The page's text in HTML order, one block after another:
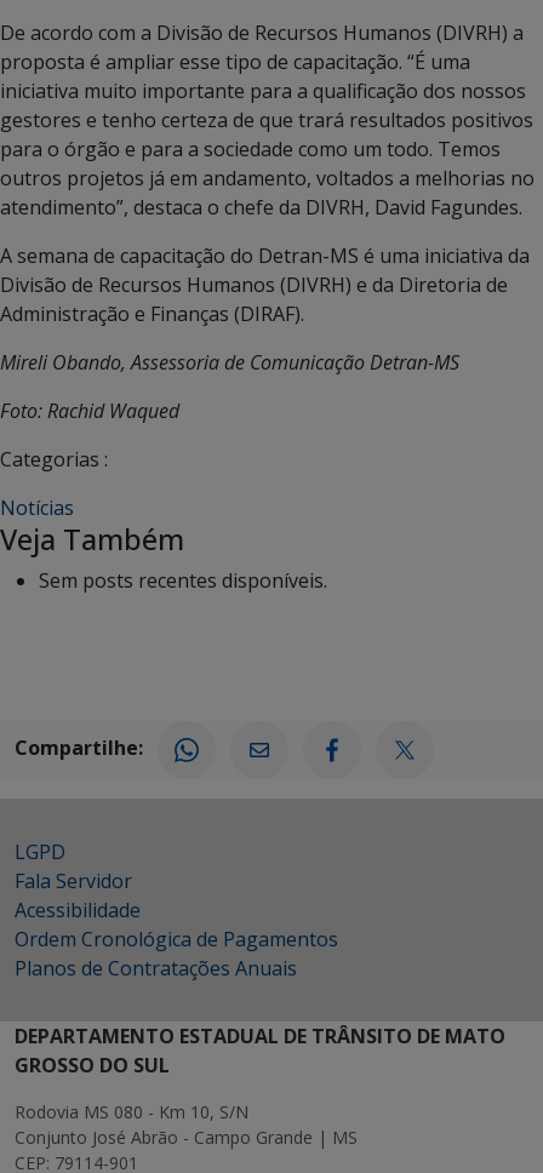
De acordo com a Divisão de Recursos Humanos (DIVRH) a
proposta é ampliar esse tipo de capacitação. “É uma
iniciativa muito importante para a qualificação dos nossos
gestores e tenho certeza de que trará resultados positivos
para o órgão e para a sociedade como um todo. Temos
outros projetos já em andamento, voltados a melhorias no
atendimento”, destaca o chefe da DIVRH, David Fagundes.
A semana de capacitação do Detran-MS é uma iniciativa da
Divisão de Recursos Humanos (DIVRH) e da Diretoria de
Administração e Finanças (DIRAF).
Mireli Obando, Assessoria de Comunicação Detran-MS
Foto: Rachid Waqued
Categorias :
Notícias
Veja Também
Sem posts recentes disponíveis.
Compartilhe:
LGPD
Fala Servidor
Acessibilidade
Ordem Cronológica de Pagamentos
Planos de Contratações Anuais
DEPARTAMENTO ESTADUAL DE TRÂNSITO DE MATO
GROSSO DO SUL
Rodovia MS 080 - Km 10, S/N
Conjunto José Abrão - Campo Grande | MS
CEP: 79114-901